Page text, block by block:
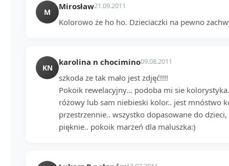
M
Mirosław21.09.2011
Kolorowo że ho ho. Dzieciaczki na pewno
KN
karolina n chocimino09.08.2011
szkoda ze tak mało jest zdjęć!!!!
Pokoik rewelacyjny... podoba mi sie
różowy lub sam niebieski kolor.. jest mnóstwo
przestrzennie.. wszystko dopasowane do
pięknie.. pokoik marzeń dla maluszka:)